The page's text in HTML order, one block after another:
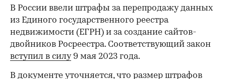
В России ввели штрафы за перепродажу данных
из Единого государственного реестра
недвижимости (ЕГРН) и за создание сайтов-
двойников Росреестра. Соответствующий закон
вступил в силу9 мая 2023 года.
В документе уточняется, что размер штрафов